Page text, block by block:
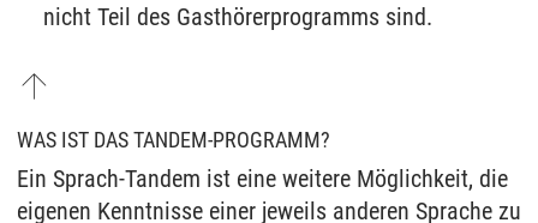
nicht Teil des Gasthörerprogramms sind.
WAS IST DAS TANDEM-PROGRAMM?
Ein Sprach-Tandem ist eine weitere Möglichkeit, die
eigenen Kenntnisse einer jeweils anderen Sprache zu